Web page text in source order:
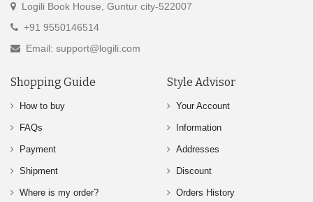
Logili Book House, Guntur city-522007
+91 9550146514
Email: support@logili.com
Shopping Guide
How to buy
FAQs
Payment
Shipment
Where is my order?
Style Advisor
Your Account
Information
Addresses
Discount
Orders History